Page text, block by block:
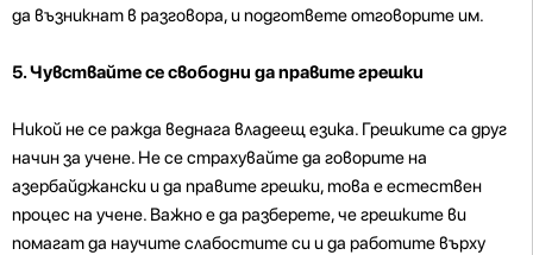
да възникнат в разговора, и подгответе отговорите им.
5. Чувствайте се свободни да правите грешки
Никой не се ражда веднага владеещ езика. Грешките са друг
начин за учене. Не се страхувайте да говорите на
азербайджански и да правите грешки, това е естествен
процес на учене. Важно е да разберете, че грешките ви
помагат да научите слабостите си и да работите върху